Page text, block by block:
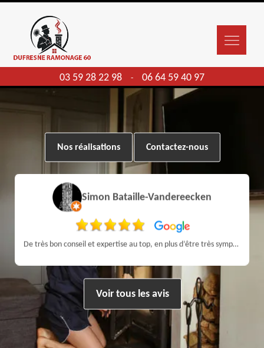
03 59 28 22 98 - 06 64 59 40 97
Nos réalisations Contactez-nous
Simon Bataille-Vandereecken
De très bon conseil et expertise au top, en plus d’être très sympathique, je recommande! Nous avons été bien aidés et renseignés sur quoi faire de notre insert et son entretien futur, merci :)
Voir tous les avis